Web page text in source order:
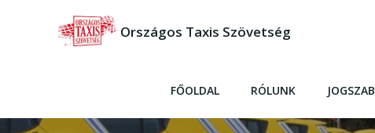
Országos Taxis Szövetség
FŐOLDAL RÓLUNK